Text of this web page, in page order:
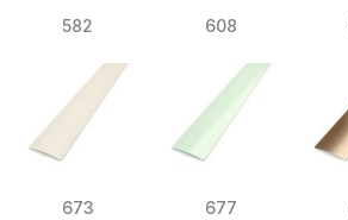
582 608
673 677